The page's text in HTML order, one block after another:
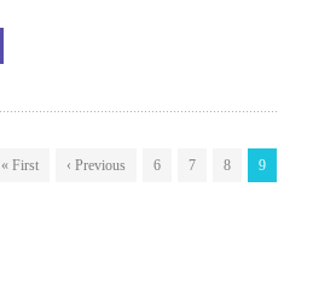
« First ‹ Previous 6 7 8 9